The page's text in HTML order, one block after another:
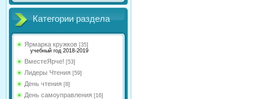
Категории раздела
Ярмарка кружков [35]
учебный год 2018-2019
ВместеЯрче! [53]
Лидеры Чтения [59]
День чтения [8]
День самоуправления [16]